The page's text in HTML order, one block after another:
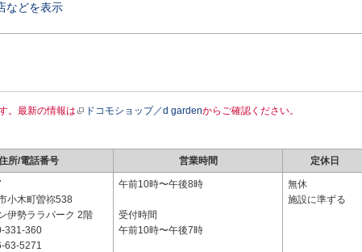
などを表示
。最新の情報は ドコモショップ／d gardenからご確認ください。
所/電話番号 営業時間 定休日
小木町曽祢538
伊勢ララパーク 2階
331-360
63-5271
午前10時〜午後8時
受付時間
午前10時〜午後7時
無休
施設に準ずる